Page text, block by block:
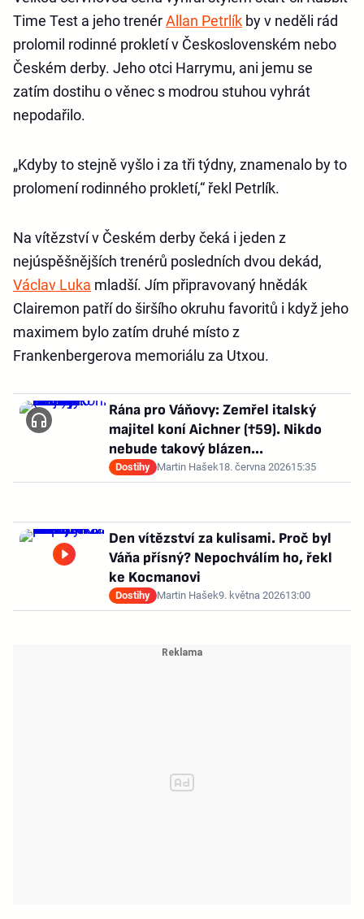
Time Test a jeho trenérAllan Petrlík by v neděli rád
prolomil rodinné prokletí v Československém nebo
Českém derby. Jeho otci Harrymu, ani jemu se
zatím dostihu o věnec s modrou stuhou vyhrát
nepodařilo.
„Kdyby to stejně vyšlo i za tři týdny, znamenalo by to
prolomení rodinného prokletí,“ řekl Petrlík.
Na vítězství v Českém derby čeká i jeden z
nejúspěšnějších trenérů posledních dvou dekád,
Václav Luka mladší. Jím připravovaný hnědák
Clairemon patří do širšího okruhu favoritů i když jeho
maximem bylo zatím druhé místo z
Frankenbergerova memoriálu za Utxou.
Rána pro Váňovy: Zemřel italský
majitel koní Aichner (†59). Nikdo
nebude takový blázen...
Dostihy Martin Hašek18. června 202615:35
Den vítězství za kulisami. Proč byl
Váňa přísný? Nepochválím ho, řekl
ke Kocmanovi
Dostihy Martin Hašek9. května 202613:00